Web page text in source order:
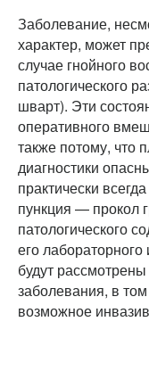
Заболевание,
характер, может
случае гнойного
патологического
шварт). Эти
оперативного
также потому, что
диагностики
практически
пункция — прокол
патологического
его
будут
заболевания, в
возможное